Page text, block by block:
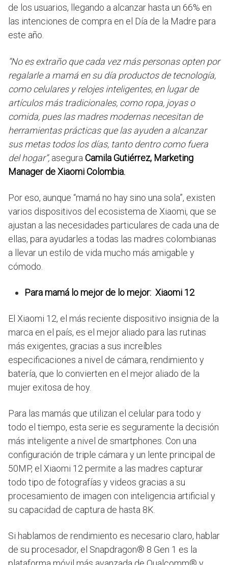
de los usuarios, llegando a alcanzar hasta un 66% en
las intenciones de compra en el Día de la Madre para
este año.
“No es extraño que cada vez más personas opten por
regalarle a mamá en su día productos de tecnología,
como celulares y relojes inteligentes, en lugar de
artículos más tradicionales, como ropa, joyas o
comida, pues las madres modernas necesitan de
herramientas prácticas que las ayuden a alcanzar
sus metas todos los días, tanto dentro como fuera
del hogar”, asegura Camila Gutiérrez, Marketing
Manager de Xiaomi Colombia.
Por eso, aunque “mamá no hay sino una sola”, existen
varios dispositivos del ecosistema de Xiaomi, que se
ajustan a las necesidades particulares de cada una de
ellas, para ayudarles a todas las madres colombianas
a llevar un estilo de vida mucho más amigable y
cómodo.
Para mamá lo mejor de lo mejor: Xiaomi 12
El Xiaomi 12, el más reciente dispositivo insignia de la
marca en el país, es el mejor aliado para las rutinas
más exigentes, gracias a sus increíbles
especificaciones a nivel de cámara, rendimiento y
batería, que lo convierten en el mejor aliado de la
mujer exitosa de hoy.
Para las mamás que utilizan el celular para todo y
todo el tiempo, esta serie es seguramente la decisión
más inteligente a nivel de smartphones. Con una
configuración de triple cámara y un lente principal de
50MP, el Xiaomi 12 permite a las madres capturar
todo tipo de fotografías y videos gracias a su
procesamiento de imagen con inteligencia artificial y
su capacidad de captura de hasta 8K.
Si hablamos de rendimiento es necesario claro, hablar
de su procesador, el Snapdragon® 8 Gen 1 es la